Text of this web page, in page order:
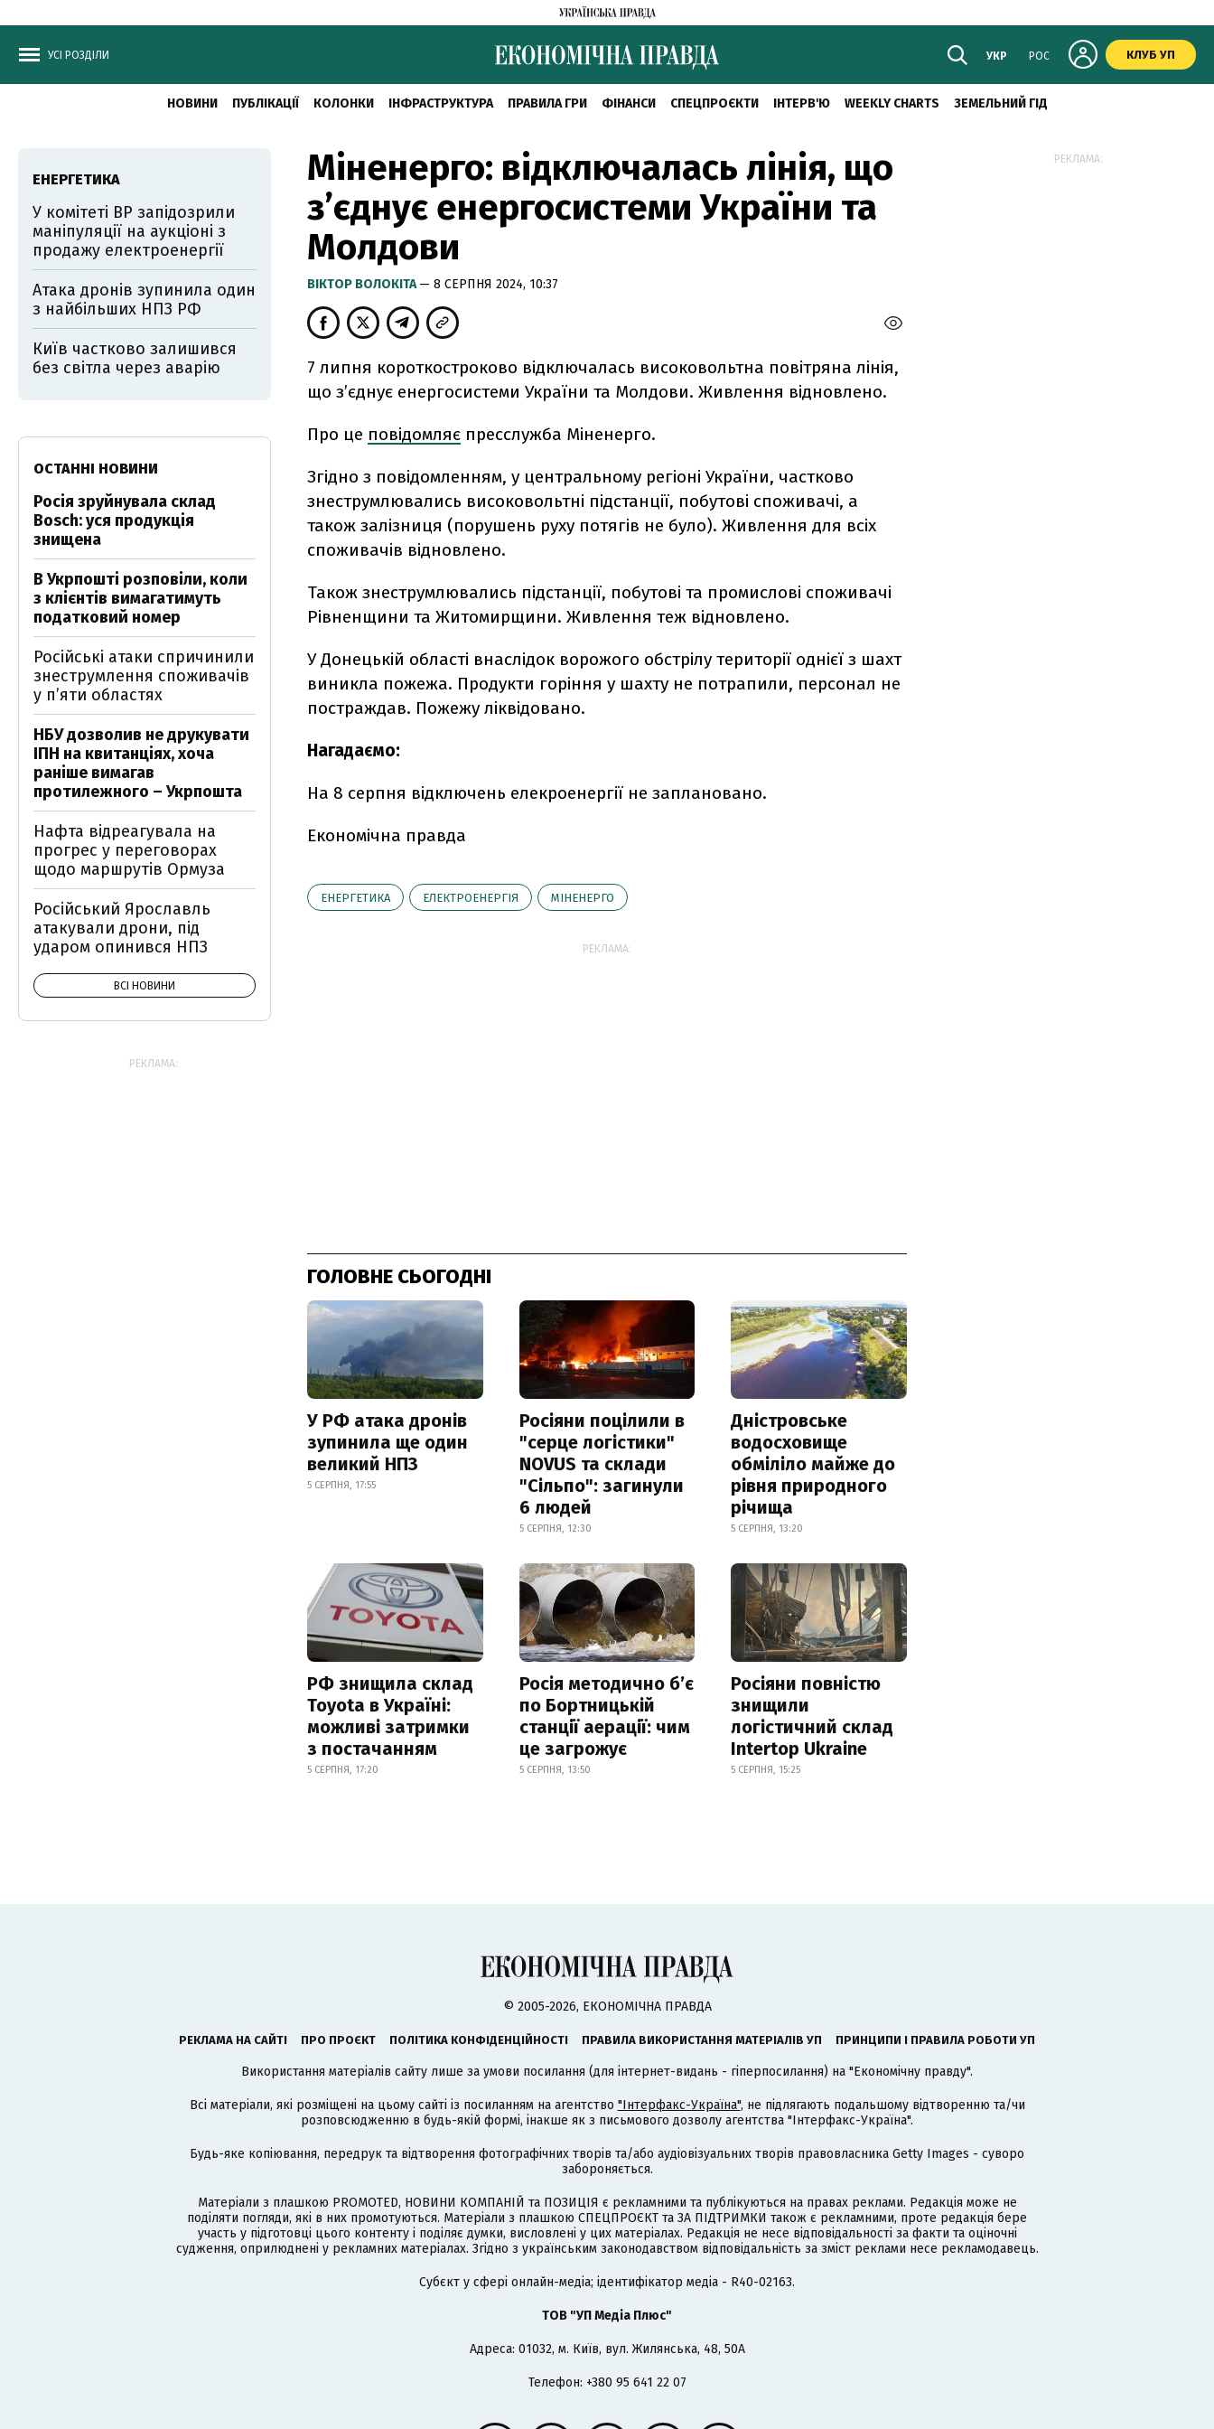
УСІ РОЗДІЛИ УКР РОС КЛУБ УП
НОВИНИ ПУБЛІКАЦІЇ КОЛОНКИ ІНФРАСТРУКТУРА ПРАВИЛА ГРИ ФІНАНСИ СПЕЦПРОЄКТИ ІНТЕРВ'Ю WEEKLY CHARTS ЗЕМЕЛЬНИЙ ГІД
Міненерго: відключалась лінія, що
з’єднує енергосистеми України та
Молдови
ВІКТОР ВОЛОКІТА— 8 СЕРПНЯ 2024, 10:37
7 липня короткостроково відключалась високовольтна повітряна лінія,
що з’єднує енергосистеми України та Молдови. Живлення відновлено.
Про це повідомляє пресслужба Міненерго.
Згідно з повідомленням, у центральному регіоні України, частково
знеструмлювались високовольтні підстанції, побутові споживачі, а
також залізниця (порушень руху потягів не було). Живлення для всіх
споживачів відновлено.
Також знеструмлювались підстанції, побутові та промислові споживачі
Рівненщини та Житомирщини. Живлення теж відновлено.
У Донецькій області внаслідок ворожого обстрілу території однієї з шахт
виникла пожежа. Продукти горіння у шахту не потрапили, персонал не
постраждав. Пожежу ліквідовано.
Нагадаємо:
На 8 серпня відключень елекроенергії не заплановано.
Економічна правда
ЕНЕРГЕТИКА ЕЛЕКТРОЕНЕРГІЯ МІНЕНЕРГО
РЕКЛАМА:
ГОЛОВНЕ СЬОГОДНІ
У РФ атака дронів
зупинила ще один
великий НПЗ
5 СЕРПНЯ, 17:55
Росіяни поцілили в
"серце логістики"
NOVUS та склади
"Сільпо": загинули
6 людей
5 СЕРПНЯ, 12:30
Дністровське
водосховище
обміліло майже до
рівня природного
річища
5 СЕРПНЯ, 13:20
РФ знищила склад
Toyota в Україні:
можливі затримки
з постачанням
5 СЕРПНЯ, 17:20
Росія методично б’є
по Бортницькій
станції аерації: чим
це загрожує
5 СЕРПНЯ, 13:50
Росіяни повністю
знищили
логістичний склад
Intertop Ukraine
5 СЕРПНЯ, 15:25
ЕНЕРГЕТИКА
У комітеті ВР запідозрили
маніпуляції на аукціоні з
продажу електроенергії
Атака дронів зупинила один
з найбільших НПЗ РФ
Київ частково залишився
без світла через аварію
ОСТАННІ НОВИНИ
Росія зруйнувала склад
Bosch: уся продукція
знищена
В Укрпошті розповіли, коли
з клієнтів вимагатимуть
податковий номер
Російські атаки спричинили
знеструмлення споживачів
у п’яти областях
НБУ дозволив не друкувати
ІПН на квитанціях, хоча
раніше вимагав
протилежного – Укрпошта
Нафта відреагувала на
прогрес у переговорах
щодо маршрутів Ормуза
Російський Ярославль
атакували дрони, під
ударом опинився НПЗ
ВСІ НОВИНИ
РЕКЛАМА:
РЕКЛАМА:
© 2005-2026, ЕКОНОМІЧНА ПРАВДА
РЕКЛАМА НА САЙТІ ПРО ПРОЄКТ ПОЛІТИКА КОНФІДЕНЦІЙНОСТІ ПРАВИЛА ВИКОРИСТАННЯ МАТЕРІАЛІВ УП ПРИНЦИПИ І ПРАВИЛА РОБОТИ УП
Використання матеріалів сайту лише за умови посилання (для інтернет-видань - гіперпосилання) на "Економічну правду".
Всі матеріали, які розміщені на цьому сайті із посиланням на агентство "Інтерфакс-Україна", не підлягають подальшому відтворенню та/чи
розповсюдженню в будь-якій формі, інакше як з письмового дозволу агентства "Інтерфакс-Україна".
Будь-яке копіювання, передрук та відтворення фотографічних творів та/або аудіовізуальних творів правовласника Getty Images - суворо
забороняється.
Матеріали з плашкою PROMOTED, НОВИНИ КОМПАНІЙ та ПОЗИЦІЯ є рекламними та публікуються на правах реклами. Редакція може не
поділяти погляди, які в них промотуються. Матеріали з плашкою СПЕЦПРОЄКТ та ЗА ПІДТРИМКИ також є рекламними, проте редакція бере
участь у підготовці цього контенту і поділяє думки, висловлені у цих матеріалах. Редакція не несе відповідальності за факти та оціночні
судження, оприлюднені у рекламних матеріалах. Згідно з українським законодавством відповідальність за зміст реклами несе рекламодавець.
Cубєкт у сфері онлайн-медіа; ідентифікатор медіа - R40-02163.
ТОВ "УП Медіа Плюс"
Адреса: 01032, м. Київ, вул. Жилянська, 48, 50А
Телефон: +380 95 641 22 07